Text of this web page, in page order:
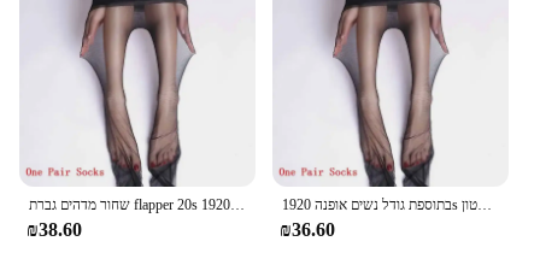
שחור מדהים גברת flapper 20s תחפושת מפוארת נשים 1920s gatsby נהדר מבוגרים תלבושות ללא נוצה קייפ nx9536
₪38.60
בתוספת גודל נשים אופנה 1920s שמלה פלאפר וינטג 'גטסבי גדול שרלסטון quintagin quintus papper שמלה מלביצנית ריקוד נשים js
₪36.60